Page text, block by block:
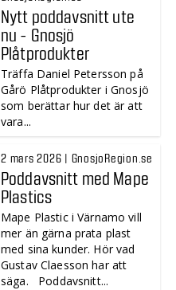
Nytt poddavsnitt ute
nu - Gnosjö
Plåtprodukter
Träffa Daniel Petersson på
Gårö Plåtprodukter i Gnosjö
som berättar hur det är att
vara...
2 mars 2026 | GnosjoRegion.se
Poddavsnitt med Mape
Plastics
Mape Plastic i Värnamo vill
mer än gärna prata plast
med sina kunder. Hör vad
Gustav Claesson har att
säga. Poddavsnitt...